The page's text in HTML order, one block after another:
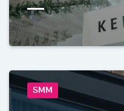
SMM